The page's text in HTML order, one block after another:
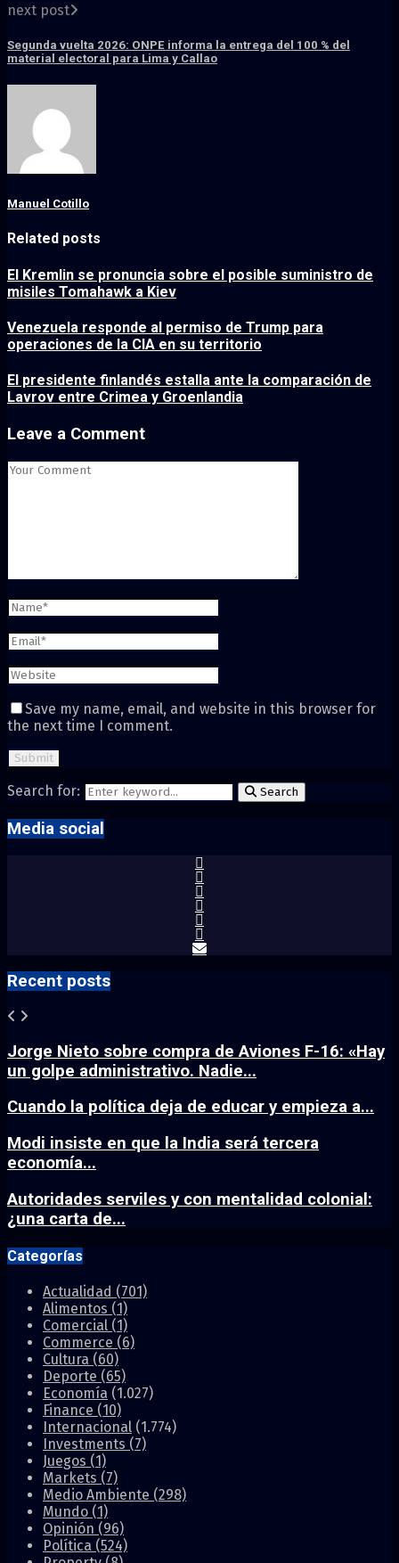
next post
Segunda vuelta 2026: ONPE informa la entrega del 100 % del
material electoral para Lima y Callao
Manuel Cotillo
Related posts
El Kremlin se pronuncia sobre el posible suministro de
misiles Tomahawk a Kiev
Venezuela responde al permiso de Trump para
operaciones de la CIA en su territorio
El presidente finlandés estalla ante la comparación de
Lavrov entre Crimea y Groenlandia
Leave a Comment
Save my name, email, and website in this browser for
the next time I comment.
Search for: Search
Media social
Recent posts
Jorge Nieto sobre compra de Aviones F-16: «Hay
un golpe administrativo. Nadie...
Cuando la política deja de educar y empieza a...
Modi insiste en que la India será tercera
economía...
Autoridades serviles y con mentalidad colonial:
¿una carta de...
Categorías
Actualidad (701)
Alimentos (1)
Comercial (1)
Commerce (6)
Cultura (60)
Deporte (65)
Economía (1.027)
Finance (10)
Internacional (1.774)
Investments (7)
Juegos (1)
Markets (7)
Medio Ambiente (298)
Mundo (1)
Opinión (96)
Política (524)